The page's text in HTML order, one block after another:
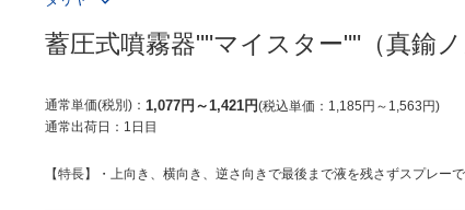
蓄圧式噴霧器""マイスター""（真鍮
通常単価(税別) 1,077円 ～1,421円 税込単価 1,185円 ～ 1,563円
通常出荷日： 1日目
【特長】・上向き、横向き、逆さ向きで最後まで液を残さずスプレー